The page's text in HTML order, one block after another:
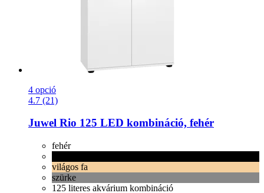
4 opció
4.7 (21)
Juwel Rio 125 LED kombináció, fehér
fehér
világos fa
szürke
125 literes akvárium kombináció